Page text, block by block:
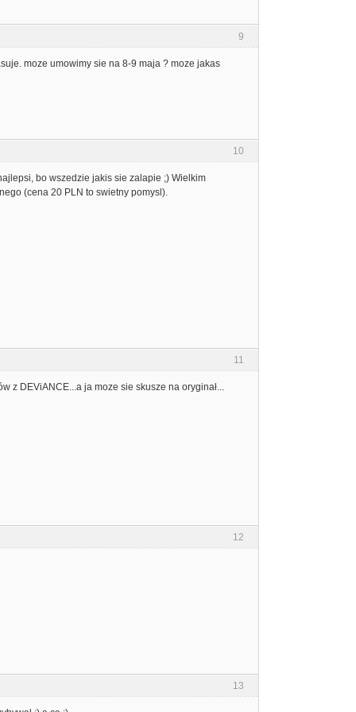
9
moze umowimy sie na 8-9 maja ? moze jakas
10
bo wszedzie jakis sie zalapie ;) Wielkim
(cena 20 PLN to swietny pomysl).
11
z DEViANCE...a ja moze sie skusze na oryginał...
12
13